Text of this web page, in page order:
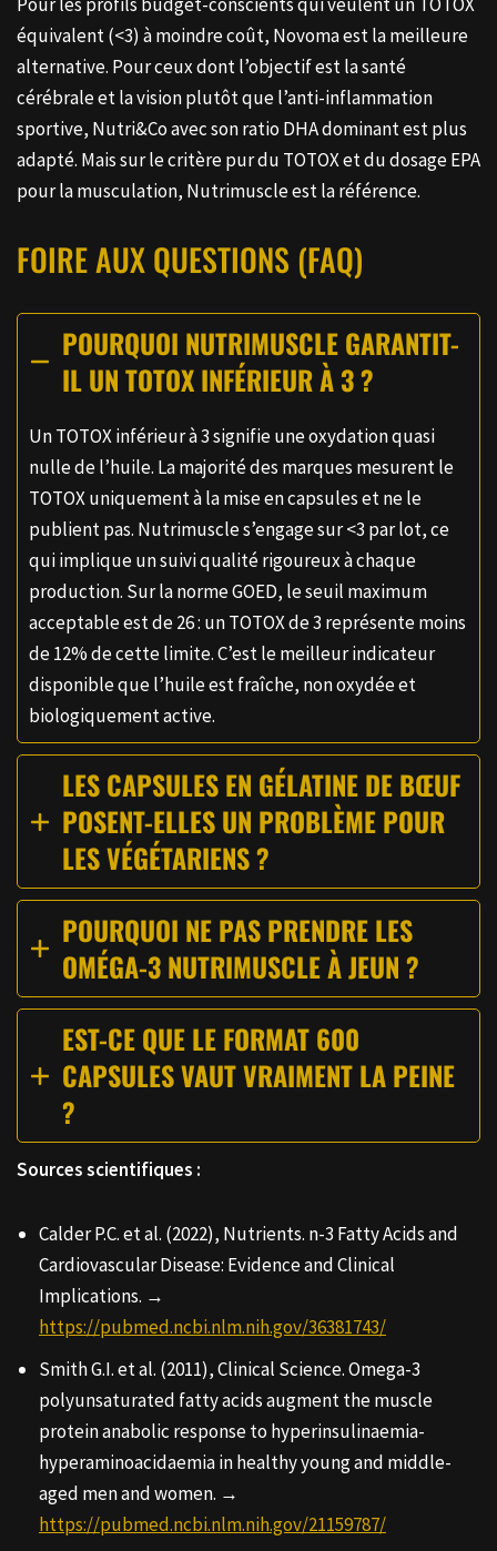
équivalent (<3) à moindre coût, Novoma est la meilleure
alternative. Pour ceux dont l’objectif est la santé
cérébrale et la vision plutôt que l’anti-inflammation
sportive, Nutri&Co avec son ratio DHA dominant est plus
adapté. Mais sur le critère pur du TOTOX et du dosage EPA
pour la musculation, Nutrimuscle est la référence.
FOIRE AUX QUESTIONS (FAQ)
POURQUOI NUTRIMUSCLE GARANTIT-
IL UN TOTOX INFÉRIEUR À 3 ?
Un TOTOX inférieur à 3 signifie une oxydation quasi
nulle de l’huile. La majorité des marques mesurent le
TOTOX uniquement à la mise en capsules et ne le
publient pas. Nutrimuscle s’engage sur <3 par lot, ce
qui implique un suivi qualité rigoureux à chaque
production. Sur la norme GOED, le seuil maximum
acceptable est de 26 : un TOTOX de 3 représente moins
de 12% de cette limite. C’est le meilleur indicateur
disponible que l’huile est fraîche, non oxydée et
biologiquement active.
LES CAPSULES EN GÉLATINE DE BŒUF
POSENT-ELLES UN PROBLÈME POUR
LES VÉGÉTARIENS ?
POURQUOI NE PAS PRENDRE LES
OMÉGA-3 NUTRIMUSCLE À JEUN ?
EST-CE QUE LE FORMAT 600
CAPSULES VAUT VRAIMENT LA PEINE
?
Sources scientifiques :
Calder P.C. et al. (2022), Nutrients. n-3 Fatty Acids and
Cardiovascular Disease: Evidence and Clinical
Implications. →
https://pubmed.ncbi.nlm.nih.gov/36381743/
Smith G.I. et al. (2011), Clinical Science. Omega-3
polyunsaturated fatty acids augment the muscle
protein anabolic response to hyperinsulinaemia-
hyperaminoacidaemia in healthy young and middle-
aged men and women. →
https://pubmed.ncbi.nlm.nih.gov/21159787/